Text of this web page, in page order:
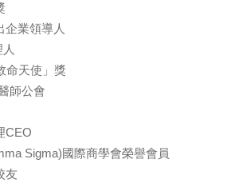
企業領導人
命天使」獎
師公會
CEO
Sigma)國際商學會榮譽會員
友